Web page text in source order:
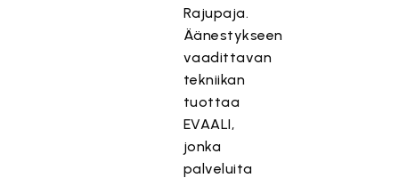
Rajupaja.
Äänestykseen
vaadittavan
tekniikan
tuottaa
EVAALI,
jonka
palveluita